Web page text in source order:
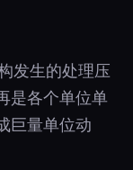
发生的处理压
是各个单位单
巨量单位动